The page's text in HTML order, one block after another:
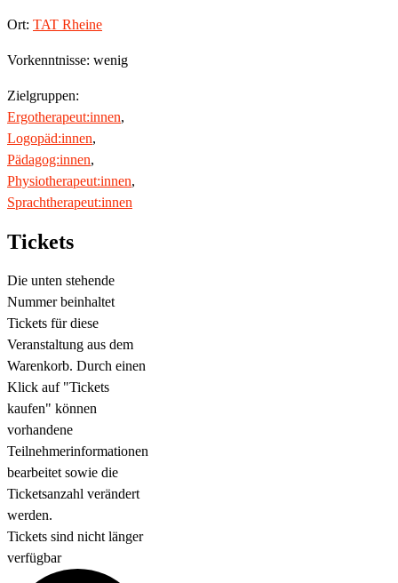
Ort: TAT Rheine
Vorkenntnisse: wenig
Zielgruppen:
Ergotherapeut:innen,
Logopäd:innen,
Pädagog:innen,
Physiotherapeut:innen,
Sprachtherapeut:innen
Tickets
Die unten stehende
Nummer beinhaltet
Tickets für diese
Veranstaltung aus dem
Warenkorb. Durch einen
Klick auf "Tickets
kaufen" können
vorhandene
Teilnehmerinformationen
bearbeitet sowie die
Ticketsanzahl verändert
werden.
Tickets sind nicht länger
verfügbar